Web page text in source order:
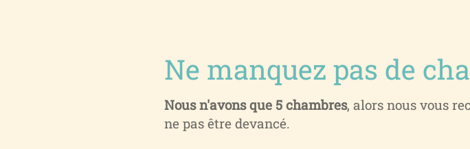
Ne manquez pas de
Nous n'avons que 5 chambres, alors nous vous
ne pas être devancé.